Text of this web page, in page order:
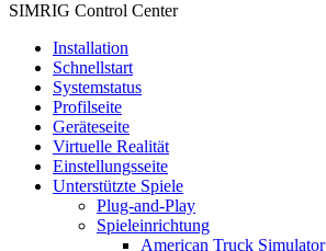
SIMRIG Control Center
Installation
Schnellstart
Systemstatus
Profilseite
Geräteseite
Virtuelle Realität
Einstellungsseite
Unterstützte Spiele
Plug-and-Play
Spieleinrichtung
American Truck Simulator